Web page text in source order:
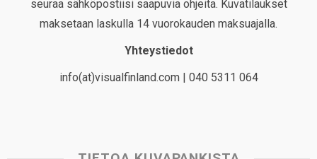
seuraa sähköpostiisi saapuvia ohjeita. Kuvatilaukset
maksetaan laskulla 14 vuorokauden maksuajalla.
Yhteystiedot
info(at)visualfinland.com | 040 5311 064